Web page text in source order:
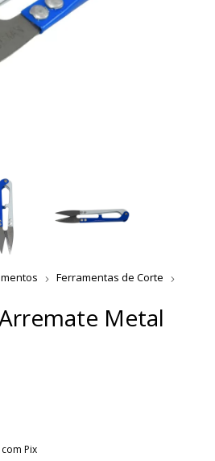
Ferramentas de Corte
Metal
Pix